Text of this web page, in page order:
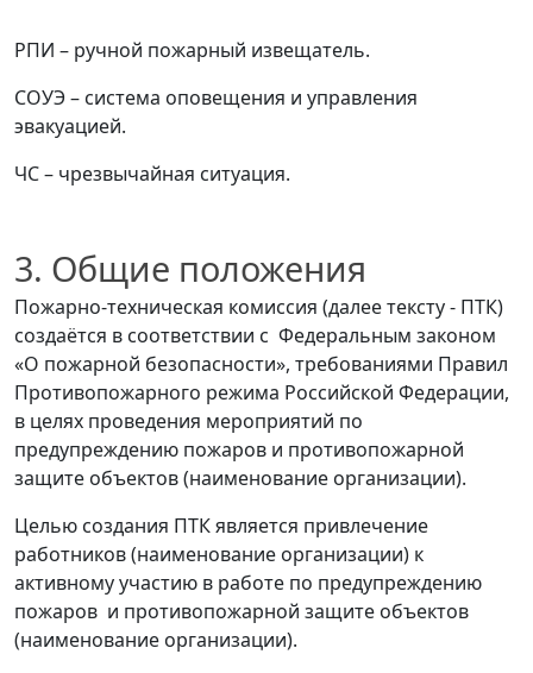
РПИ – ручной пожарный извещатель.
СОУЭ– система оповещения и управления
эвакуацией.
ЧС– чрезвычайная ситуация.
3. Общие положения
Пожарно-техническая комиссия (далее тексту - ПТК)
создаётся в соответствии с Федеральным законом
«О пожарной безопасности», требованиями Правил
Противопожарного режима Российской Федерации,
в целях проведения мероприятий по
предупреждению пожаров и противопожарной
защите объектов(наименование организации).
Целью создания ПТК является привлечение
работников(наименование организации) к
активному участию в работе по предупреждению
пожаров и противопожарной защите объектов
(наименование организации).